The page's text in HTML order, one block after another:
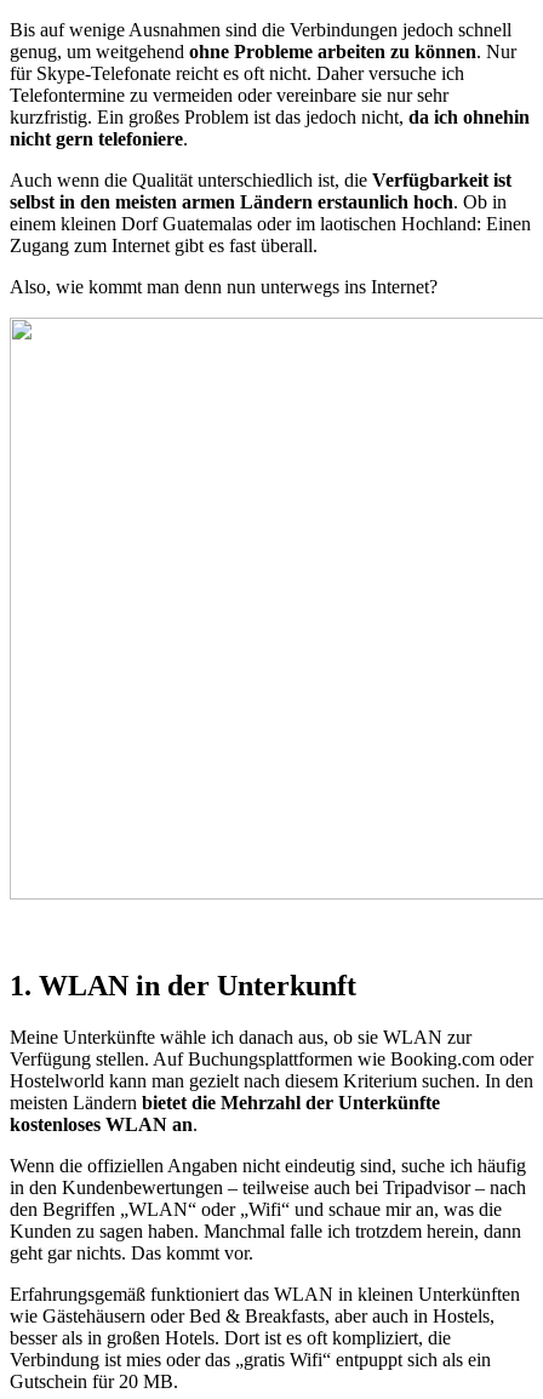
Bis auf wenige Ausnahmen sind die Verbindungen jedoch schnell
genug, um weitgehend ohne Probleme arbeiten zu können. Nur
für Skype-Telefonate reicht es oft nicht. Daher versuche ich
Telefontermine zu vermeiden oder vereinbare sie nur sehr
kurzfristig. Ein großes Problem ist das jedoch nicht, da ich ohnehin
nicht gern telefoniere.
Auch wenn die Qualität unterschiedlich ist, die Verfügbarkeit ist
selbst in den meisten armen Ländern erstaunlich hoch. Ob in
einem kleinen Dorf Guatemalas oder im laotischen Hochland: Einen
Zugang zum Internet gibt es fast überall.
Also, wie kommt man denn nun unterwegs ins Internet?
1. WLAN in der Unterkunft
Meine Unterkünfte wähle ich danach aus, ob sie WLAN zur
Verfügung stellen. Auf Buchungsplattformen wie Booking.com oder
Hostelworld kann man gezielt nach diesem Kriterium suchen. In den
meisten Ländern bietet die Mehrzahl der Unterkünfte
kostenloses WLAN an.
Wenn die offiziellen Angaben nicht eindeutig sind, suche ich häufig
in den Kundenbewertungen – teilweise auch bei Tripadvisor – nach
den Begriffen „WLAN“ oder „Wifi“ und schaue mir an, was die
Kunden zu sagen haben. Manchmal falle ich trotzdem herein, dann
geht gar nichts. Das kommt vor.
Erfahrungsgemäß funktioniert das WLAN in kleinen Unterkünften
wie Gästehäusern oder Bed & Breakfasts, aber auch in Hostels,
besser als in großen Hotels. Dort ist es oft kompliziert, die
Verbindung ist mies oder das „gratis Wifi“ entpuppt sich als ein
Gutschein für 20 MB.